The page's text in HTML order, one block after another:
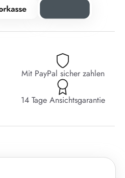
Mit PayPal sicher zahlen
14 Tage Ansichtsgarantie